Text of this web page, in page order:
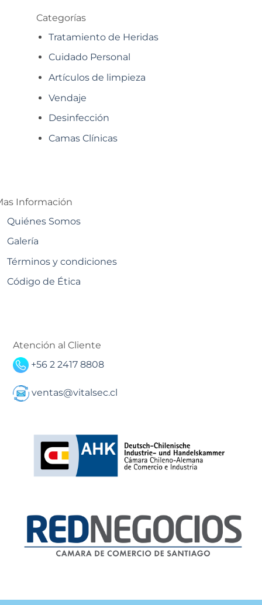
Categorías
Tratamiento de Heridas
Cuidado Personal
Artículos de limpieza
Vendaje
Desinfección
Camas Clínicas
Información
Quiénes Somos
Galería
Términos y condiciones
Código de Ética
Atención al Cliente
+56 2 2417 8808
ventas@vitalsec.cl